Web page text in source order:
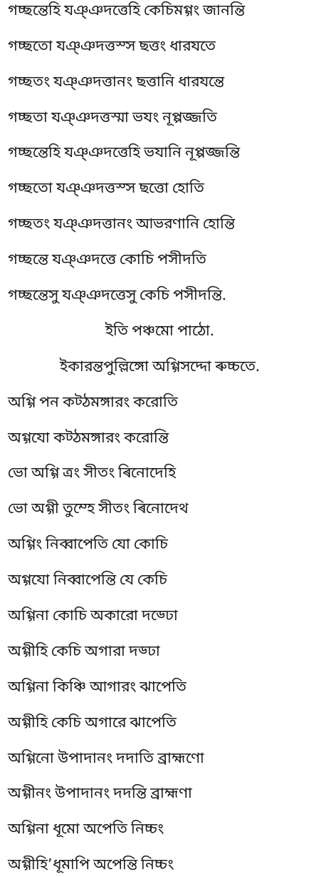
গচ্ছন্তেহি যঞ্ঞদত্তেহি কেচিমগ্গং জানন্তি
গচ্ছতো যঞ্ঞদত্তস্স ছত্তং ধারযতে
গচ্ছতং যঞ্ঞদত্তানং ছত্তানি ধারযন্তে
গচ্ছতা যঞ্ঞদত্তস্মা ভযং নূপ্পজ্জতি
গচ্ছন্তেহি যঞ্ঞদত্তেহি ভযানি নূপ্পজ্জন্তি
গচ্ছতো যঞ্ঞদত্তস্স ছত্তো হোতি
গচ্ছতং যঞ্ঞদত্তানং আভরণানি হোন্তি
গচ্ছন্তে যঞ্ঞদত্তে কোচি পসীদতি
গচ্ছন্তেসু যঞ্ঞদত্তেসু কেচি পসীদন্তি.
ইতিপঞ্চমো পাঠো.
ইকারন্তপুল্লিঙ্গো অগ্গিসদ্দো ৰুচ্চতে.
অগ্গি পন কট্ঠমঙ্গারং করোতি
অগ্গযো কট্ঠমঙ্গারং করোন্তি
ভো অগ্গি ত্ৰং সীতং ৰিনোদেহি
ভো অগ্গী তুম্হে সীতং ৰিনোদেথ
অগ্গিং নিব্বাপেতি যো কোচি
অগ্গযো নিব্বাপেন্তি যে কেচি
অগ্গিনা কোচি অকারো দড্ঢো
অগ্গীহি কেচি অগারা দড্ঢা
অগ্গিনা কিঞ্চি আগারং ঝাপেতি
অগ্গীহি কেচি অগারে ঝাপেতি
অগ্গিনো উপাদানং দদাতি ব্রাহ্মণো
অগ্গীনং উপাদানং দদন্তি ব্রাহ্মণা
অগ্গিনা ধূমো অপেতি নিচ্চং
অগ্গীহি’ধূমাপি অপেন্তি নিচ্চং